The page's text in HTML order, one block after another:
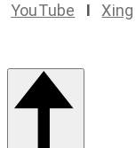
YouTube
I Xing